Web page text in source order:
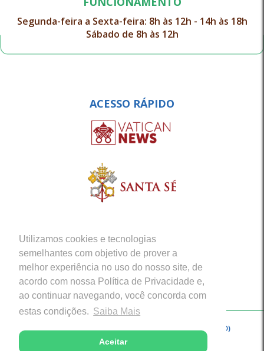
Utilizamos cookies e tecnologias
semelhantes com objetivo de prover a
melhor experiência no uso do nosso site, de
acordo com nossa Política de Privacidade e,
ao continuar navegando, você concorda com
estas condições. Saiba Mais
Aceitar
Segunda-feira a Sexta-feira: 8h às 12h - 14h às 18h
Sábado de 8h às 12h
ACESSO RÁPIDO
Copyright © 2026 - Arquidiocese de Porto Velho (RO)
Desenvolvido com excelência por